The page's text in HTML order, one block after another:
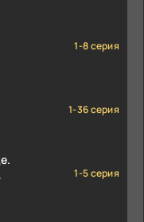
1-8 серия
1-36 серия
1-5 серия